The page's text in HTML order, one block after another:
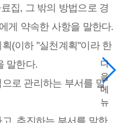
다
음
메
뉴
집, 그 밖의 방법으로 경
게 약속한 사항을 말한다.
(이하 "실천계획"이라 한
말한다.
로 관리하는 부서를 말